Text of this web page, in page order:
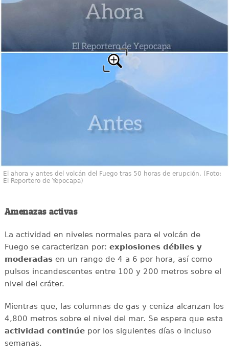
El ahora y antes del volcán del Fuego tras 50 horas de erupción. (Foto:
El Reportero de Yepocapa)
Amenazas activas
La actividad en niveles normales para el volcán de
Fuego se caracterizan por: explosiones débiles y
moderadasen un rango de 4 a 6 por hora, así como
pulsos incandescentes entre 100 y 200 metros sobre el
nivel del cráter.
Mientras que, las columnas de gas y ceniza alcanzan los
4,800 metros sobre el nivel del mar. Se espera que esta
actividad continúepor los siguientes días o incluso
semanas.